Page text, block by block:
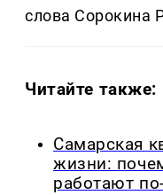
слова Сорокина
Читайте также:
Самарская
жизни:
работают